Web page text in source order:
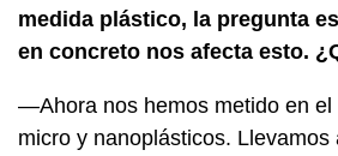
medida plástico, la pregunta
en concreto nos afecta esto.
—Ahora nos hemos metido en el
micro y nanoplásticos.